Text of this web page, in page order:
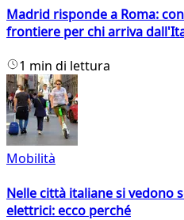
Madrid risponde a Roma:
frontiere per chi arriva
1 min di lettura
Mobilità
Nelle città italiane si vedono
elettrici: ecco perché